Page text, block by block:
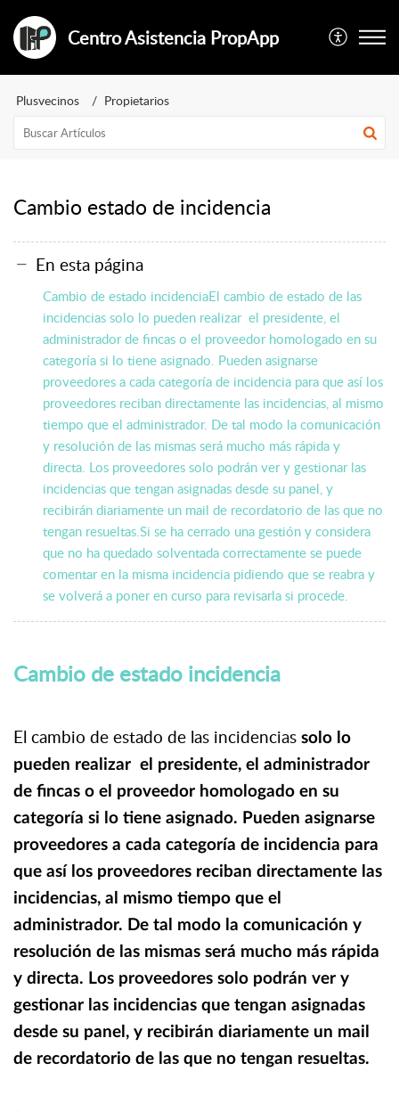
Centro Asistencia PropApp
Plusvecinos Propietarios
Cambio estado de incidencia
En esta página
Cambio de estado incidenciaEl cambio de estado de las
incidencias solo lo pueden realizar el presidente, el
administrador de fincas o el proveedor homologado en su
categoría si lo tiene asignado. Pueden asignarse
proveedores a cada categoría de incidencia para que así los
proveedores reciban directamente las incidencias, al mismo
tiempo que el administrador. De tal modo la comunicación
y resolución de las mismas será mucho más rápida y
directa. Los proveedores solo podrán ver y gestionar las
incidencias que tengan asignadas desde su panel, y
recibirán diariamente un mail de recordatorio de las que no
tengan resueltas.Si se ha cerrado una gestión y considera
que no ha quedado solventada correctamente se puede
comentar en la misma incidencia pidiendo que se reabra y
se volverá a poner en curso para revisarla si procede.
Cambio de estado incidencia
El cambio de estado de las incidencias solo lo
pueden realizar el presidente, el administrador
de fincas o el proveedor homologado en su
categoría si lo tiene asignado. Pueden asignarse
proveedores a cada categoría de incidencia para
que así los proveedores reciban directamente las
incidencias, al mismo tiempo que el
administrador. De tal modo la comunicación y
resolución de las mismas será mucho más rápida
y directa. Los proveedores solo podrán ver y
gestionar las incidencias que tengan asignadas
desde su panel, y recibirán diariamente un mail
de recordatorio de las que no tengan resueltas.